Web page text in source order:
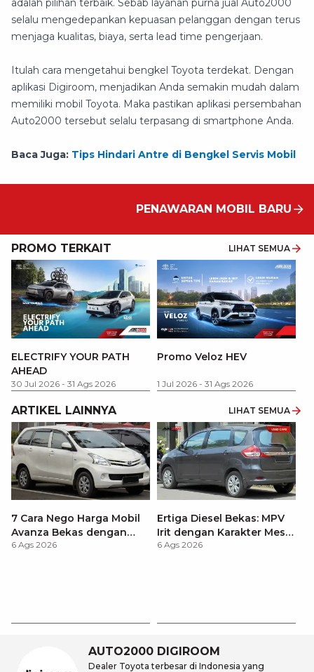
adalah pilihan terbaik. Sebab layanan purna jual Auto2000
selalu mengedepankan kepuasan pelanggan dengan terus
menjaga kualitas, biaya, serta lead time pengerjaan.
Itulah cara mengetahui bengkel Toyota terdekat. Dengan
aplikasi Digiroom, menjadikan Anda semakin mudah dalam
memiliki mobil Toyota. Maka pastikan aplikasi persembahan
Auto2000 tersebut selalu terpasang di smartphone Anda.
Baca Juga: Tips Hindari Antre di Bengkel Servis Mobil
PENAWARAN MOBIL BARU
PROMO TERKAIT LIHAT SEMUA
ELECTRIFY YOUR PATH
AHEAD
30 Jul 2026 - 31 Ags 2026
Promo Veloz HEV
1 Jul 2026 - 31 Ags 2026
ARTIKEL LAINNYA LIHAT SEMUA
7 Cara Nego Harga Mobil
Avanza Bekas dengan
dengan Teknik Jitu Anti
6 Ags 2026
Ertiga Diesel Bekas: MPV
Irit dengan Karakter Mesin
Tangguh untuk
6 Ags 2026
AUTO2000 DIGIROOM
Dealer Toyota terbesar di Indonesia yang